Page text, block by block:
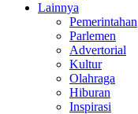
Lainnya
Pemerintahan
Parlemen
Advertorial
Kultur
Olahraga
Hiburan
Inspirasi